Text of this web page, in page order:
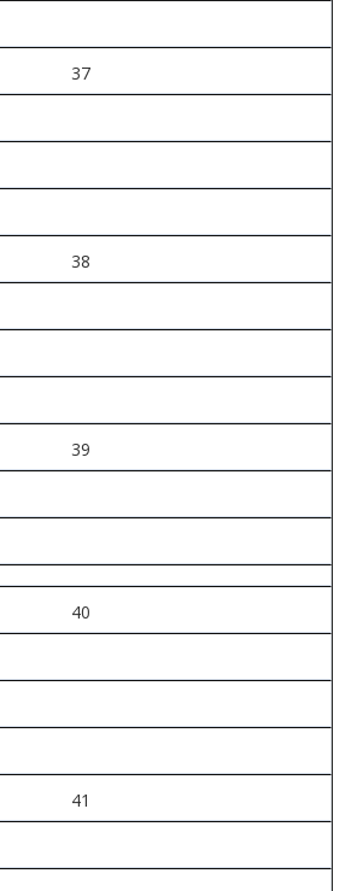
37
38
39
40
41